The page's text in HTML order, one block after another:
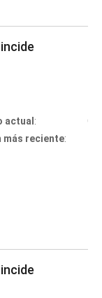
actual :
más reciente: